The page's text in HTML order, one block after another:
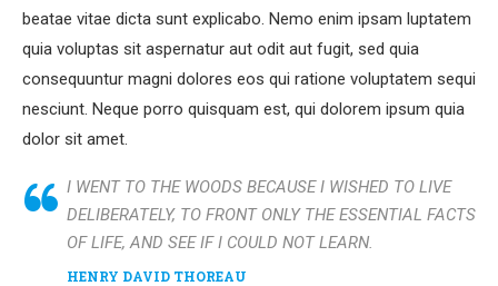
beatae vitae dicta sunt explicabo. Nemo enim ipsam luptatem
quia voluptas sit aspernatur aut odit aut fugit, sed quia
consequuntur magni dolores eos qui ratione voluptatem sequi
nesciunt. Neque porro quisquam est, qui dolorem ipsum quia
dolor sit amet.
I WENT TO THE WOODS BECAUSE I WISHED TO LIVE
DELIBERATELY, TO FRONT ONLY THE ESSENTIAL FACTS
OF LIFE, AND SEE IF I COULD NOT LEARN.
HENRY DAVID THOREAU